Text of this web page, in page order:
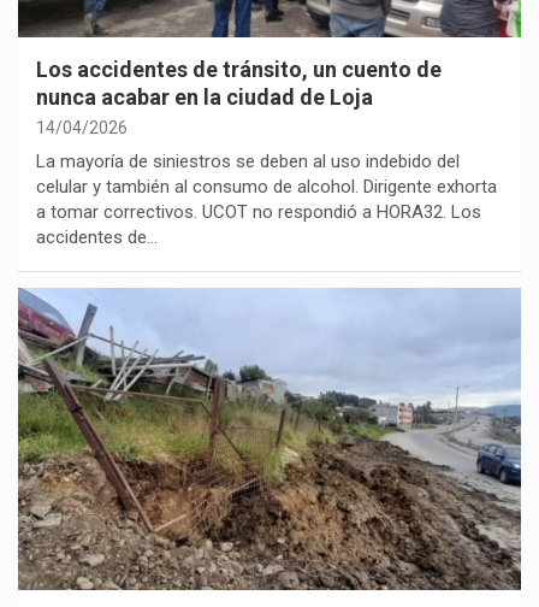
Los accidentes de tránsito, un cuento de
nunca acabar en la ciudad de Loja
14/04/2026
La mayoría de siniestros se deben al uso indebido del
celular y también al consumo de alcohol. Dirigente exhorta
a tomar correctivos. UCOT no respondió a HORA32. Los
accidentes de…